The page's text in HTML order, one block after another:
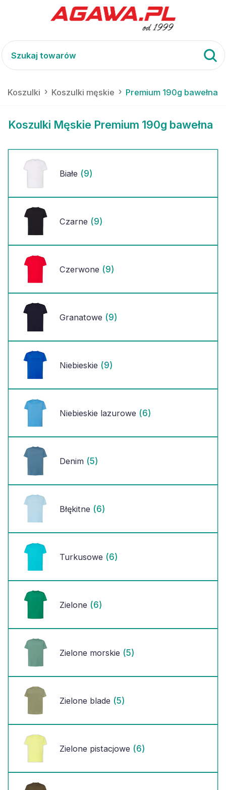
Koszulki Koszulki męskie Premium 190g bawełna
Koszulki Męskie Premium 190g bawełna
Białe (9)
Czarne (9)
Czerwone (9)
Granatowe (9)
Niebieskie (9)
Niebieskie lazurowe (6)
Denim (5)
Błękitne (6)
Turkusowe (6)
Zielone (6)
Zielone morskie (5)
Zielone blade (5)
Zielone pistacjowe (6)